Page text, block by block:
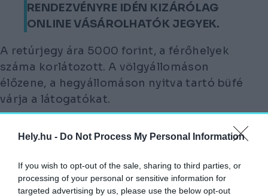
Hely.hu - Do Not Process My Personal Information
If you wish to opt-out of the sale, sharing to third parties, or
processing of your personal or sensitive information for
targeted advertising by us, please use the below opt-out
RENDEZVÉNYRE IDÉN KIZÁRÓLAG
ONLINE VÁSÁROLHATÓK JEGYEK.
A retúrjegy ára 5000 forint, a férőhelyek
száma korlátozott. A völgyállomáson
élőzene, a hegyállomáson nyitva tartó büfé
várja a látogatókat.
Lillafüred
A LIBEGŐPARK 10 ÉS 22 ÓRA KÖZÖTT
TART NYITVA.